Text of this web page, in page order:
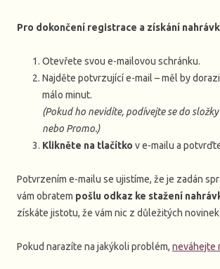
Pro dokončení registrace a získání
Otevřete svou e-mailovou schránku.
Najděte potvrzující e-mail – měl by
málo minut.
(Pokud ho nevidíte, podívejte se do
nebo Promo.)
Klikněte na tlačítko v e-mailu a
Potvrzením e-mailu se ujistíme, že je zadán
vám obratem pošlu odkaz ke stažení
získáte jistotu, že vám nic z důležitých
Pokud narazíte na jakýkoli problém, neváhejte